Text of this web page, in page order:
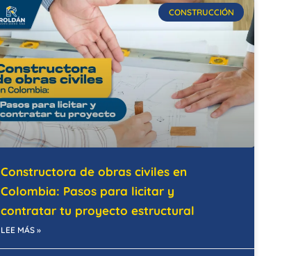
CONSTRUCCIÓN
Constructora de obras civiles en
Colombia: Pasos para licitar y
contratar tu proyecto estructural
LEE MÁS »